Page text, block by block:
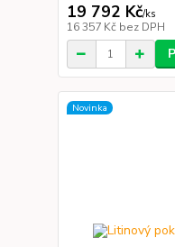
19 792 Kč/ks
16 357 Kč bez DPH
Novinka